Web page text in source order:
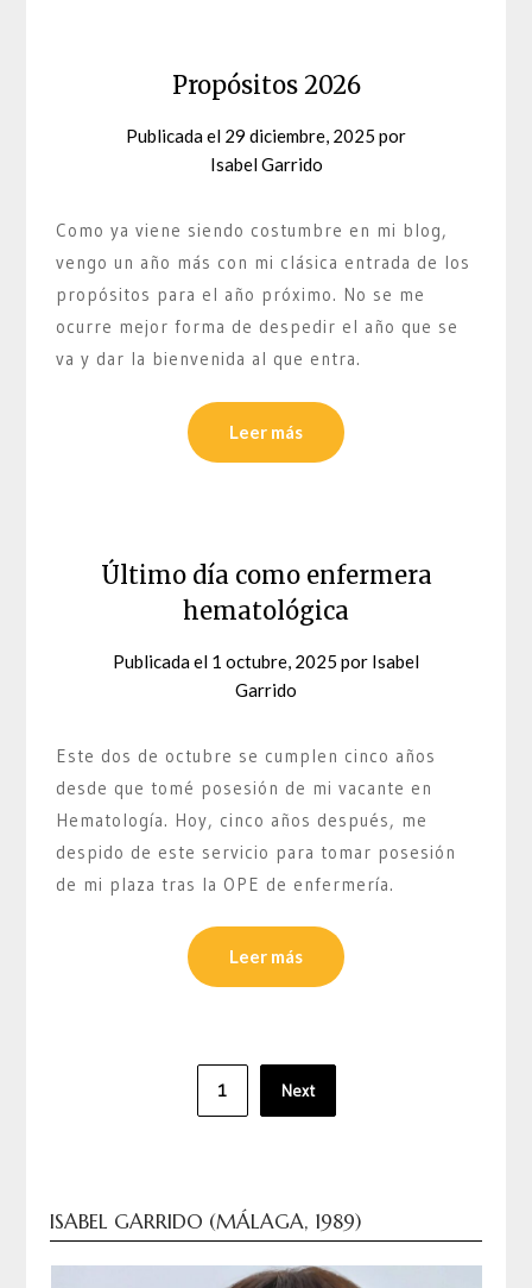
Propósitos 2026
Publicada el 29 diciembre, 2025 por
Isabel Garrido
Como ya viene siendo costumbre en mi blog,
vengo un año más con mi clásica entrada de los
propósitos para el año próximo. No se me
ocurre mejor forma de despedir el año que se
va y dar la bienvenida al que entra.
Leer más
Último día como enfermera
hematológica
Publicada el 1 octubre, 2025 por Isabel
Garrido
Este dos de octubre se cumplen cinco años
desde que tomé posesión de mi vacante en
Hematología. Hoy, cinco años después, me
despido de este servicio para tomar posesión
de mi plaza tras la OPE de enfermería.
Leer más
1 Next
ISABEL GARRIDO (MÁLAGA, 1989)